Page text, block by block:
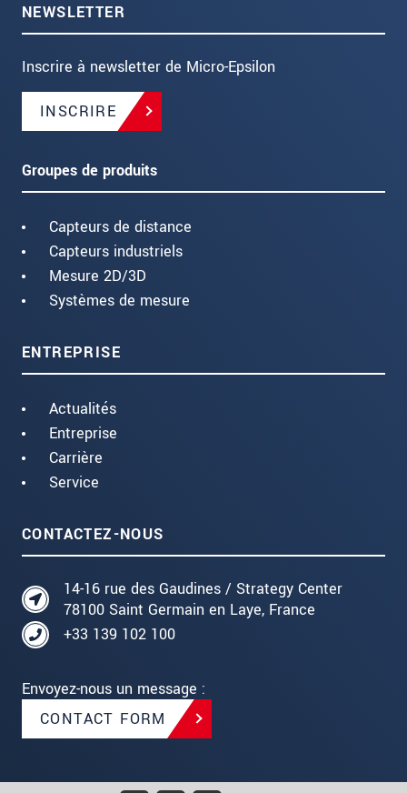
NEWSLETTER
Inscrire à newsletter de Micro-Epsilon
INSCRIRE
Groupes de produits
Capteurs de distance
Capteurs industriels
Mesure 2D/3D
Systèmes de mesure
ENTREPRISE
Actualités
Entreprise
Carrière
Service
CONTACTEZ-NOUS
14-16 rue des Gaudines / Strategy Center
78100 Saint Germain en Laye, France
+33 139 102 100
Envoyez-nous un message :
CONTACT FORM